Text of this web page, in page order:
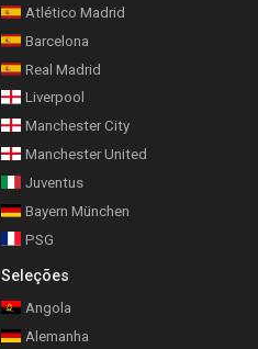
Atlético Madrid
Barcelona
Real Madrid
Liverpool
Manchester City
Manchester United
Juventus
Bayern München
PSG
Seleções
Angola
Alemanha